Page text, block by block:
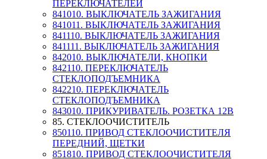
ПЕРЕКЛЮЧАТЕЛЕЙ
841010. ВЫКЛЮЧАТЕЛЬ ЗАЖИГАНИЯ
841011. ВЫКЛЮЧАТЕЛЬ ЗАЖИГАНИЯ
841110. ВЫКЛЮЧАТЕЛЬ ЗАЖИГАНИЯ
841111. ВЫКЛЮЧАТЕЛЬ ЗАЖИГАНИЯ
842010. ВЫКЛЮЧАТЕЛИ, КНОПКИ
842110. ПЕРЕКЛЮЧАТЕЛЬ
СТЕКЛОПОДЪЕМНИКА
842210. ПЕРЕКЛЮЧАТЕЛЬ
СТЕКЛОПОДЪЕМНИКА
843010. ПРИКУРИВАТЕЛЬ. РОЗЕТКА 12В
85. СТЕКЛООЧИСТИТЕЛЬ
850110. ПРИВОД СТЕКЛООЧИСТИТЕЛЯ
ПЕРЕДНИЙ, ЩЕТКИ
851810. ПРИВОД СТЕКЛООЧИСТИТЕЛЯ